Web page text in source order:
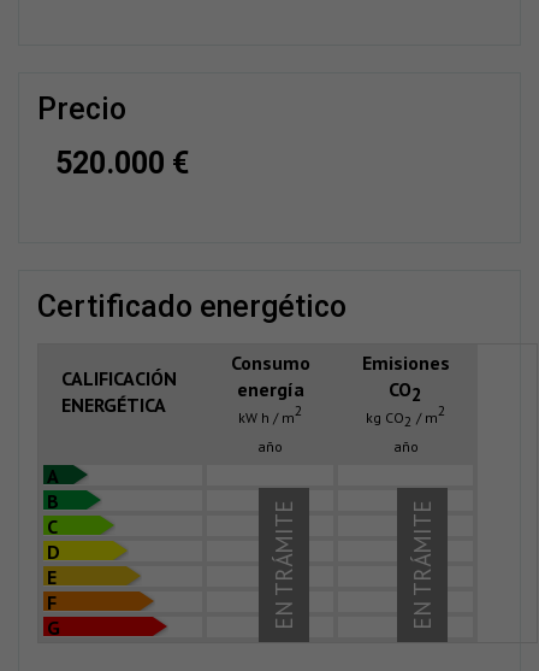
precio
520.000 €
certificado energético
CALIFICACIÓN
ENERGÉTICA
Consumo
energía
kW h / m2
año
Emisiones
CO2
kg CO2 / m2
año
A
B
C
D
E
F
G
EN TRÁMITE
EN TRÁMITE